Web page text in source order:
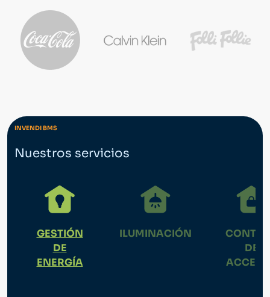
INVENDI BMS
Nuestros servicios
GESTIÓN
DE
ENERGÍA
ILUMINACIÓN
DE